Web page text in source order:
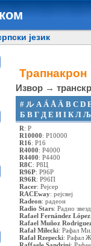
језик
Трапнакрон
Извор →
# ル A Á Å Ä B C D
Б В Г Д Е И І К Л Љ
R: Р
R10000: Р10000
R16: Р16
R4000: Р4000
R4400: Р4400
R8C: Р8Ц
R96P: Р96Р
R96R: Р96П
Racer: Рејсер
RACEway: рејсвеј
Radeon: радеон
Radio Stars: Радио
Rafael Fernández López
Rafael Muñoz
Rafał Miłecki: Рафал
Rafał Rzepecki: Рафал